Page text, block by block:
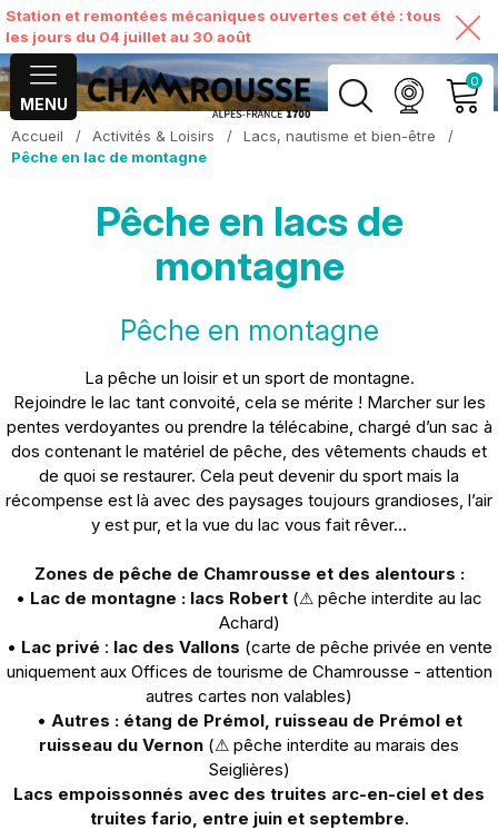
Station et remontées mécaniques ouvertes cet été : tous
les jours du 04 juillet au 30 août
MENU
0
MON COMPTE
VOIR MON PANIER
Accueil / Activités & Loisirs / Lacs, nautisme et bien-être
/
Pêche en lac de montagne
Pêche en lacs de
montagne
Pêche en montagne
La pêche un loisir et un sport de montagne.
Rejoindre le lac tant convoité, cela se mérite ! Marcher sur les
pentes verdoyantes ou prendre la télécabine, chargé d’un sac à
dos contenant le matériel de pêche, des vêtements chauds et
de quoi se restaurer. Cela peut devenir du sport mais la
récompense est là avec des paysages toujours grandioses, l’air
y est pur, et la vue du lac vous fait rêver…
Zones de pêche de Chamrousse et des alentours :
• Lac de montagne : lacs Robert (⚠ pêche interdite au lac
Achard)
• Lac privé : lac des Vallons (carte de pêche privée en vente
uniquement aux Offices de tourisme de Chamrousse - attention
autres cartes non valables)
• Autres : étang de Prémol, ruisseau de Prémol et
ruisseau du Vernon (⚠ pêche interdite au marais des
Seiglières)
Lacs empoissonnés avec des truites arc-en-ciel et des
truites fario, entre juin et septembre.